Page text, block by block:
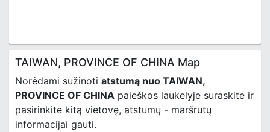
TAIWAN, PROVINCE OF CHINA Map
Norėdami sužinoti atstumą nuo TAIWAN,
PROVINCE OF CHINA paieškos laukelyje suraskite ir
pasirinkite kitą vietovę, atstumų - maršrutų
informacijai gauti.